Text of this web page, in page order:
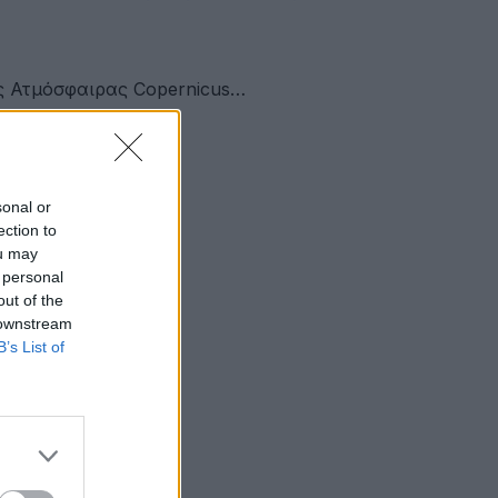
or
to
may
of the
List of
Copernicus…